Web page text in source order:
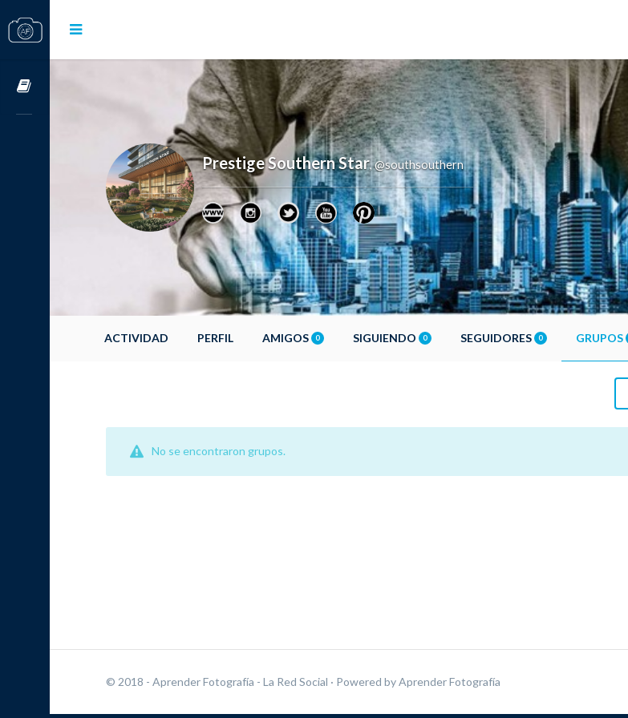
Prestige Southern Star,@southsouthern
ACTIVIDAD PERFIL AMIGOS 0 SIGUIENDO 0 SEGUIDORES 0 GRUPOS
No se encontraron grupos.
© 2018 - Aprender Fotografía - La Red Social · Powered byAprender Fotografía